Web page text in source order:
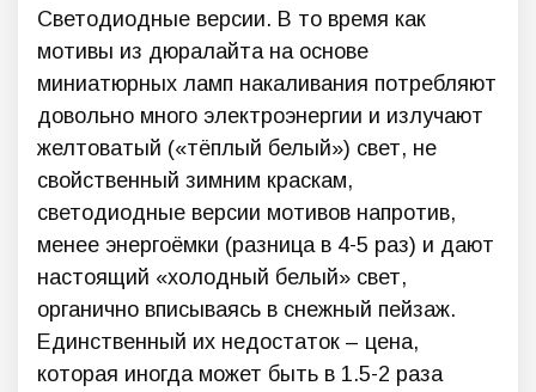
Светодиодные версии. В то время как
мотивы из дюралайта на основе
миниатюрных ламп накаливания потребляют
довольно много электроэнергии и излучают
желтоватый («тёплый белый») свет, не
свойственный зимним краскам,
светодиодные версии мотивов напротив,
менее энергоёмки (разница в 4-5 раз) и дают
настоящий «холодный белый» свет,
органично вписываясь в снежный пейзаж.
Единственный их недостаток – цена,
которая иногда может быть в 1.5-2 раза